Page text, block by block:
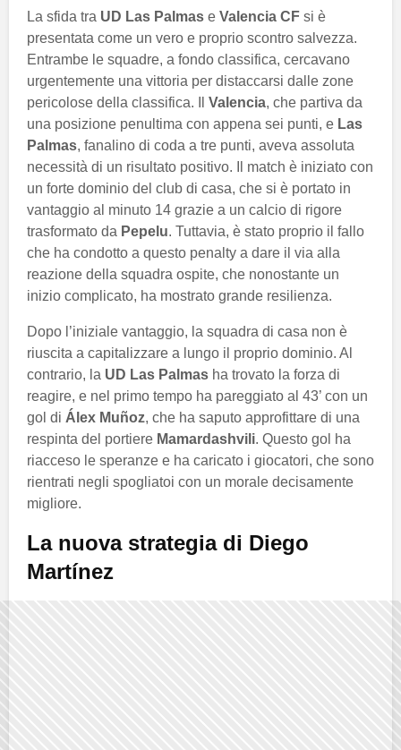
La sfida tra UD Las Palmas e Valencia CF si è
presentata come un vero e proprio scontro salvezza.
Entrambe le squadre, a fondo classifica, cercavano
urgentemente una vittoria per distaccarsi dalle zone
pericolose della classifica. Il Valencia, che partiva da
una posizione penultima con appena sei punti, e Las
Palmas, fanalino di coda a tre punti, aveva assoluta
necessità di un risultato positivo. Il match è iniziato con
un forte dominio del club di casa, che si è portato in
vantaggio al minuto 14 grazie a un calcio di rigore
trasformato da Pepelu. Tuttavia, è stato proprio il fallo
che ha condotto a questo penalty a dare il via alla
reazione della squadra ospite, che nonostante un
inizio complicato, ha mostrato grande resilienza.
Dopo l’iniziale vantaggio, la squadra di casa non è
riuscita a capitalizzare a lungo il proprio dominio. Al
contrario, la UD Las Palmas ha trovato la forza di
reagire, e nel primo tempo ha pareggiato al 43’ con un
gol di Álex Muñoz, che ha saputo approfittare di una
respinta del portiere Mamardashvili. Questo gol ha
riacceso le speranze e ha caricato i giocatori, che sono
rientrati negli spogliatoi con un morale decisamente
migliore.
La nuova strategia di Diego
Martínez